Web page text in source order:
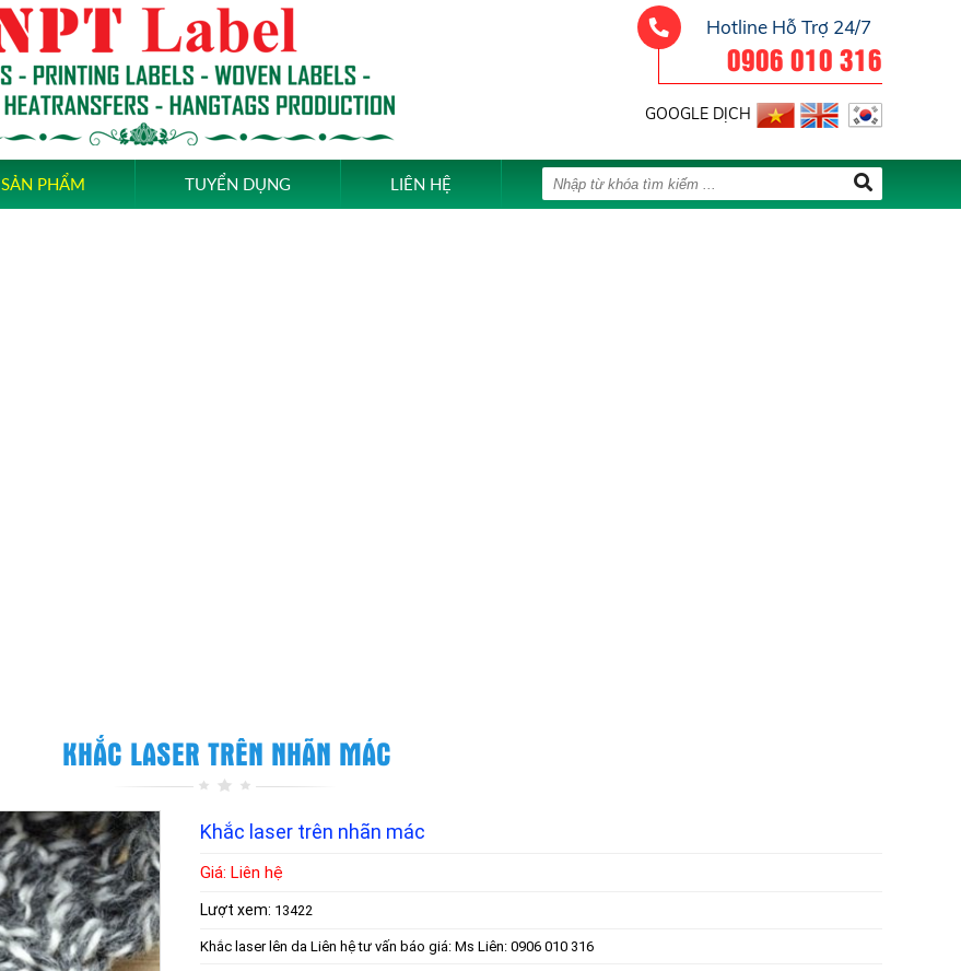
Hotline Hỗ Trợ 24/7
0906 010 316
GOOGLE DỊCH
SẢN PHẨM TUYỂN DỤNG LIÊN HỆ
KHẮC LASER TRÊN NHÃN MÁC
Khắc laser trên nhãn mác
Giá: Liên hệ
Lượt xem: 13422
Khắc laser lên da Liên hệ tư vấn báo giá: Ms Liên: 0906 010 316